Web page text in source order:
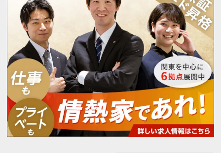
今すぐ会員登録
PC版サイトを見る
採用ご担当者様